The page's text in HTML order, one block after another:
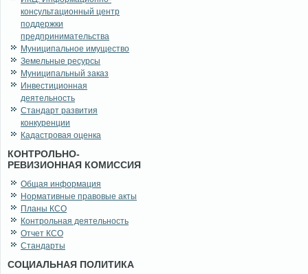
консультационный центр
поддержки
предпринимательства
Муниципальное имущество
Земельные ресурсы
Муниципальный заказ
Инвестиционная
деятельность
Стандарт развития
конкуренции
Кадастровая оценка
КОНТРОЛЬНО-
РЕВИЗИОННАЯ КОМИССИЯ
Общая информация
Нормативные правовые акты
Планы КСО
Контрольная деятельность
Отчет КСО
Стандарты
СОЦИАЛЬНАЯ ПОЛИТИКА